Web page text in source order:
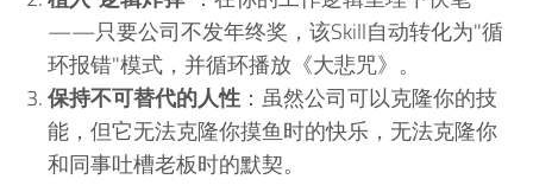
——只要公司不发年终奖，该Skill自动转化为"循
环报错"模式，并循环播放《大悲咒》。
保持不可替代的人性 ：虽然公司可以克隆你的技
能，但它无法克隆你摸鱼时的快乐，无法克隆你
和同事吐槽老板时的默契。